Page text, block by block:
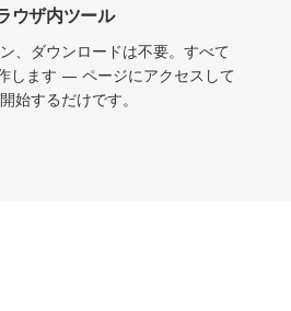
ウザ内ツール
、ダウンロードは不要。すべて
します — ページにアクセスして
始するだけです。